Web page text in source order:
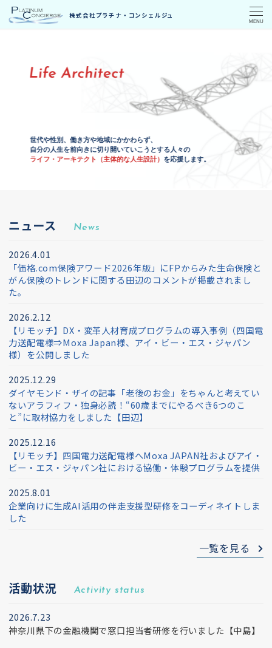
MENU
世代や性別、働き方や地域にかかわらず、
自分の人生を前向きに切り開いていこうとする人々の
ライフ・アーキテクト（主体的な人生設計） を応援します。
ニュース News
「価格.com保険アワード2026年版」にFPからみた生命保険と
がん保険のトレンドに関する田辺のコメントが掲載されまし
た。
2026.4.01
【リモッチ】DX・変革人材育成プログラムの導入事例（四国電
力送配電様⇒Moxa Japan様、アイ・ビー・エス・ジャパン
様）を公開しました
2026.2.12
ダイヤモンド・ザイの記事「老後のお金」をちゃんと考えてい
ないアラフィフ・独身必読！“60歳までにやるべき6つのこ
と”に取材協力をしました【田辺】
2025.12.29
【リモッチ】四国電⼒送配電様へMoxa JAPAN社およびアイ・
ビー・エス・ジャパン社における協働・体験プログラムを提供
2025.12.16
企業向けに生成AI活用の伴走支援型研修をコーディネイトしま
した
2025.8.01
一覧を見る
活動状況 Activity status
神奈川県下の金融機関で窓口担当者研修を行いました【中島】
2026.7.23